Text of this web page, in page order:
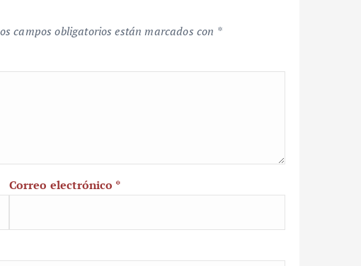
campos obligatorios están marcados con *
Correo electrónico *